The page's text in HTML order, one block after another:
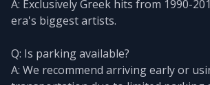
A: Exclusively Greek hits from 1990-
era's biggest artists.
Q: Is parking available?
A: We recommend arriving early or